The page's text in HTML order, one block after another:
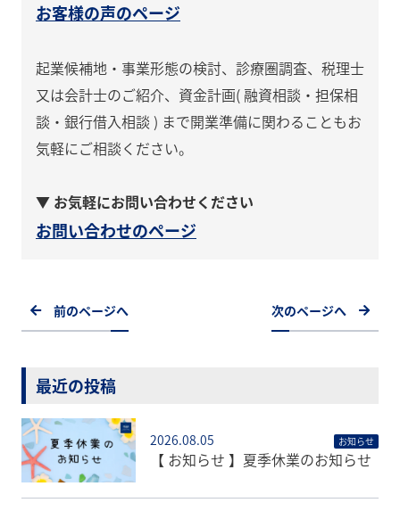
お客様の声のページ
起業候補地・事業形態の検討、診療圏調査、税理士
又は会計士のご紹介、資金計画( 融資相談・担保相
談・銀行借入相談 ) まで開業準備に関わることもお
気軽にご相談ください。
▼ お気軽にお問い合わせください
お問い合わせのページ
前のページへ 次のページへ
最近の投稿
2026.08.05 お知らせ
【 お知らせ 】夏季休業のお知らせ